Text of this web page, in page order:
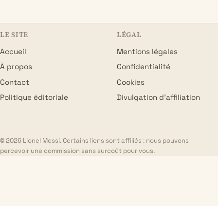
LE SITE
Accueil
À propos
Contact
Politique éditoriale
LÉGAL
Mentions légales
Confidentialité
Cookies
Divulgation d’affiliation
© 2026 Lionel Messi. Certains liens sont affiliés : nous pouvons
percevoir une commission sans surcoût pour vous.